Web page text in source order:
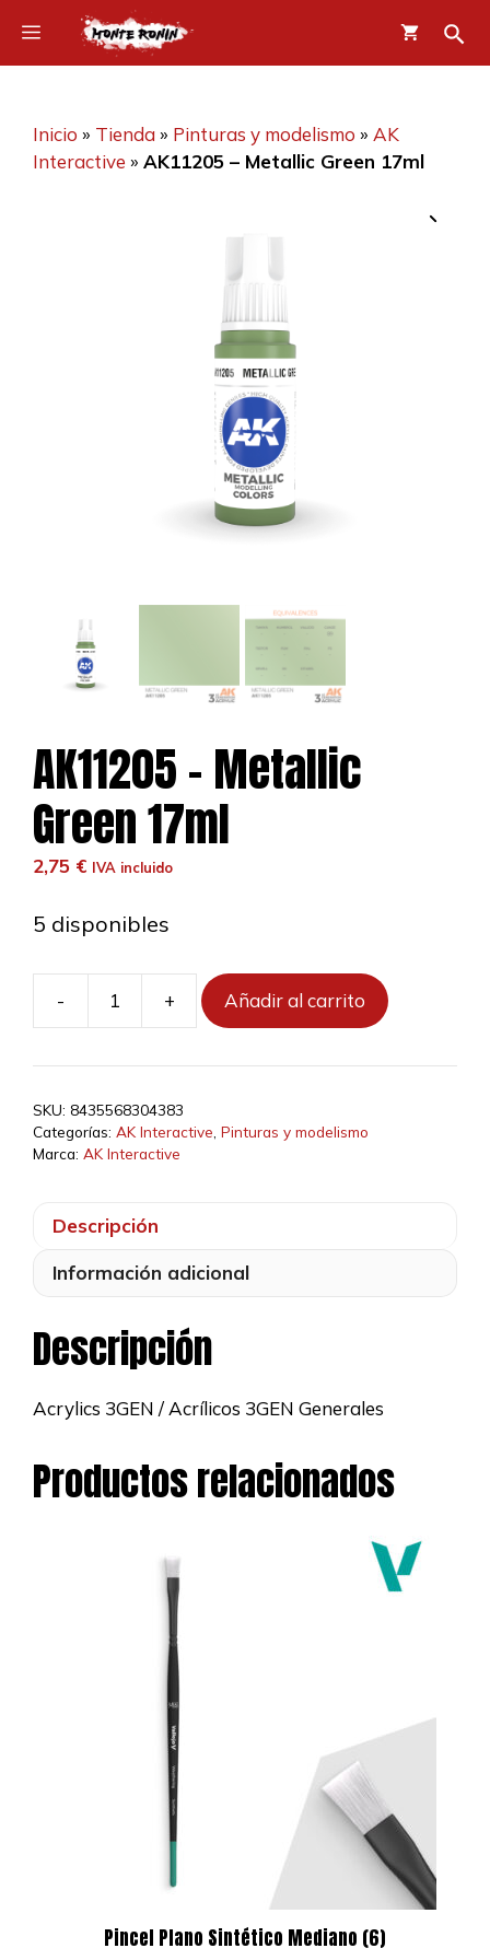
contenido
Menú
Inicio » Tienda» Pinturas y modelismo » AK
Interactive » AK11205 – Metallic Green 17ml
AK11205 – Metallic
Green 17ml
2,75 € IVA incluido
5 disponibles
-
AK11205
Metallic
17ml
+ Añadir al carrito
SKU: 8435568304383
Categorías: AK Interactive Pinturas y modelismo
Marca: AK Interactive
Descripción
Información adicional
Descripción
Acrylics 3GEN / Acrílicos 3GEN Generales
Productos relacionados
Pincel Plano Sintético Mediano (6)